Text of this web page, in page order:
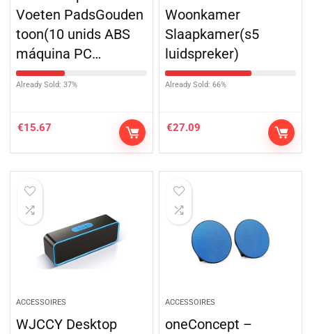
Voeten PadsGouden
toon(10 unids ABS
máquina PC…
Already Sold: 37%
€15.67
Woonkamer
Slaapkamer(s5
luidspreker)
Already Sold: 66%
€27.09
ACCESSOIRES
WJCCY Desktop
ACCESSOIRES
oneConcept –